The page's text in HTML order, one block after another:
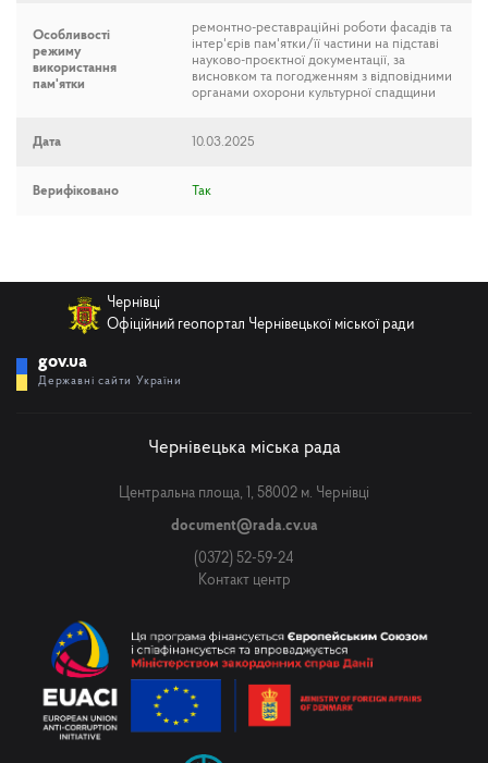
Особливості
режиму
використання
пам'ятки
ремонтно-реставраційні роботи фасадів та
інтер'єрів пам'ятки/її частини на підставі
науково-проєктної документації, за
висновком та погодженням з відповідними
органами охорони культурної спадщини
Дата 10.03.2025
Верифіковано Так
Чернівці
Офіційний геопортал Чернівецької міської ради
gov.ua
Державні сайти України
Чернівецька міська рада
Центральна площа, 1, 58002 м. Чернівці
document@rada.cv.ua
(0372) 52-59-24
Контакт центр